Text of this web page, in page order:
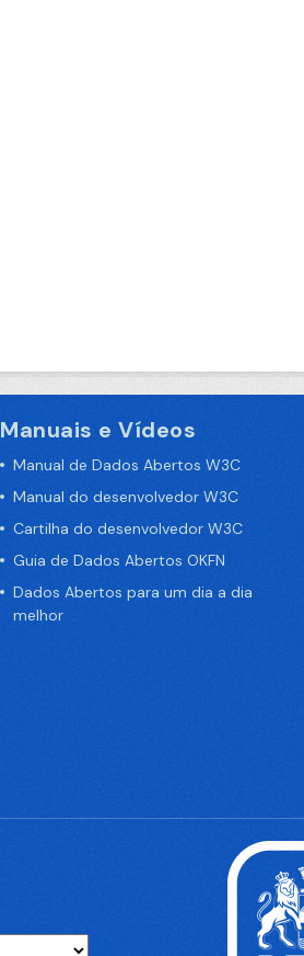
Manuais e Vídeos
Manual de Dados Abertos W3C
Manual do desenvolvedor W3C
Cartilha do desenvolvedor W3C
Guia de Dados Abertos OKFN
Dados Abertos para um dia a dia
melhor